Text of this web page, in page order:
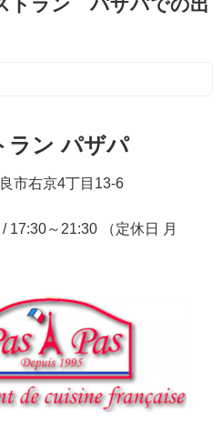
ラン パザパ
市右京4丁目13-6
17:30～21:30 （定休日 月